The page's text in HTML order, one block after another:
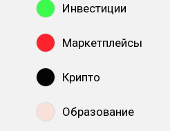
Инвестиции
Маркетплейсы
Крипто
Образование